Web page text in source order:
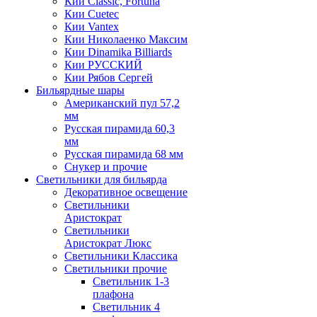
Кии Cuetec
Кии Vantex
Кии Николаенко Максим
Кии Dinamika Billiards
Кии РУССКИЙ
Кии Рябов Сергей
Бильярдные шары
Американский пул 57,2
мм
Русская пирамида 60,3
мм
Русская пирамида 68 мм
Снукер и прочие
Светильники для бильярда
Декоративное освещение
Светильники
Аристократ
Светильники
Аристократ Люкс
Светильники Классика
Светильники прочие
Светильник 1-3
плафона
Светильник 4